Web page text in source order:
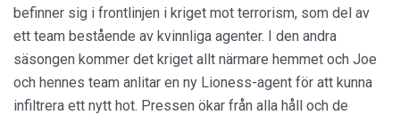
befinner sig i frontlinjen i kriget mot terrorism, som del av
ett team bestående av kvinnliga agenter. I den andra
säsongen kommer det kriget allt närmare hemmet och Joe
och hennes team anlitar en ny Lioness-agent för att kunna
infiltrera ett nytt hot. Pressen ökar från alla håll och de